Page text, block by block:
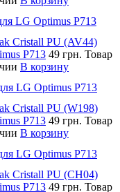
LG Optimus P713
Cristall PU (AV44)
P713 49 грн. Товар
В корзину
LG Optimus P713
Cristall PU (W198)
P713 49 грн. Товар
В корзину
LG Optimus P713
Cristall PU (CH04)
P713 49 грн. Товар